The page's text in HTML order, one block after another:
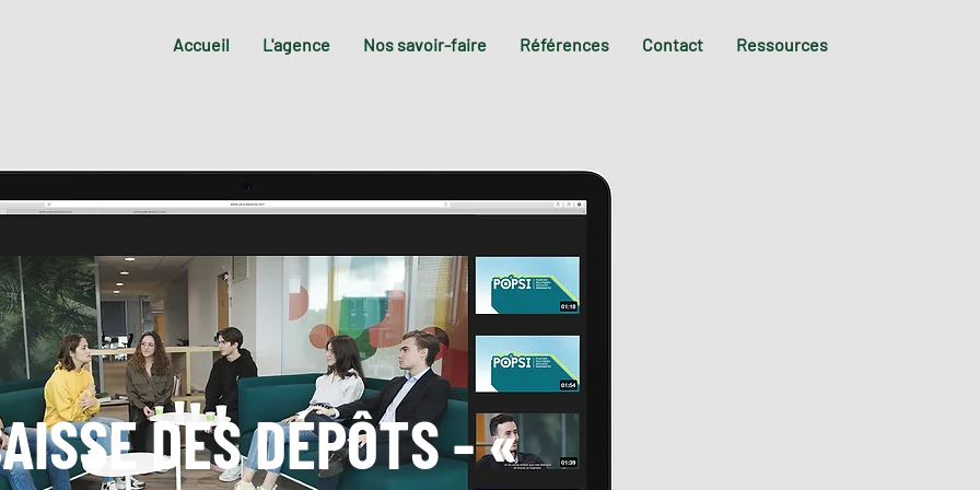
Accueil L'agence Nos savoir-faire Références Contact Ressources
DES DÉPÔTS - «